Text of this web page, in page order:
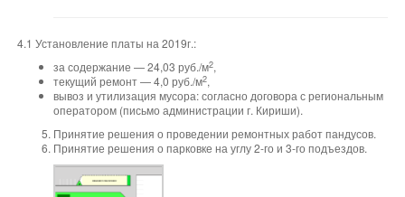
4.1 Установление платы на 2019г.:
за содержание — 24,03 руб./м2,
текущий ремонт — 4,0 руб./м2,
вывоз и утилизация мусора: согласно договора с региональным
оператором (письмо администрации г. Кириши).
Принятие решения о проведении ремонтных работ пандусов.
Принятие решения о парковке на углу 2-го и 3-го подъездов.